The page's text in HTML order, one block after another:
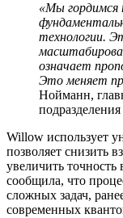
«Мы
технологии.
означает
Это меняет
Нойманн,
Willow использует
позволяет снизить
увеличить
сообщила, что
сложных задач,
современных